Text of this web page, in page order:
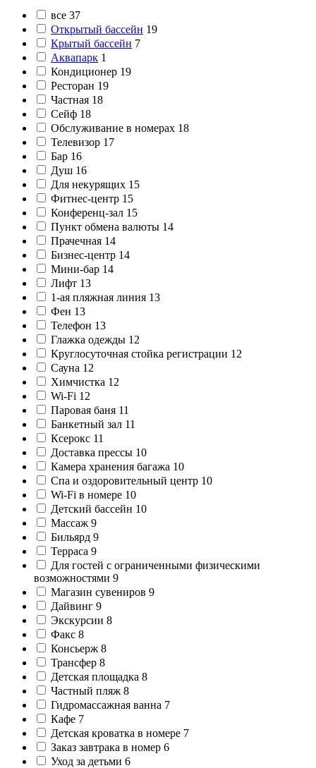
все 37
Открытый бассейн 19
Крытый бассейн 7
Аквапарк 1
Кондиционер 19
Ресторан 19
Частная 18
Сейф 18
Обслуживание в номерах 18
Телевизор 17
Бар 16
Душ 16
Для некурящих 15
Фитнес-центр 15
Конференц-зал 15
Пункт обмена валюты 14
Прачечная 14
Бизнес-центр 14
Мини-бар 14
Лифт 13
1-ая пляжная линия 13
Фен 13
Телефон 13
Глажка одежды 12
Круглосуточная стойка регистрации 12
Сауна 12
Химчистка 12
Wi-Fi 12
Паровая баня 11
Банкетный зал 11
Ксерокс 11
Доставка прессы 10
Камера хранения багажа 10
Спа и оздоровительный центр 10
Wi-Fi в номере 10
Детский бассейн 10
Массаж 9
Бильярд 9
Терраса 9
Для гостей с ограниченными физическими
возможностями 9
Магазин сувениров 9
Дайвинг 9
Экскурсии 8
Факс 8
Консьерж 8
Трансфер 8
Детская площадка 8
Частный пляж 8
Гидромассажная ванна 7
Кафе 7
Детская кроватка в номере 7
Заказ завтрака в номер 6
Уход за детьми 6